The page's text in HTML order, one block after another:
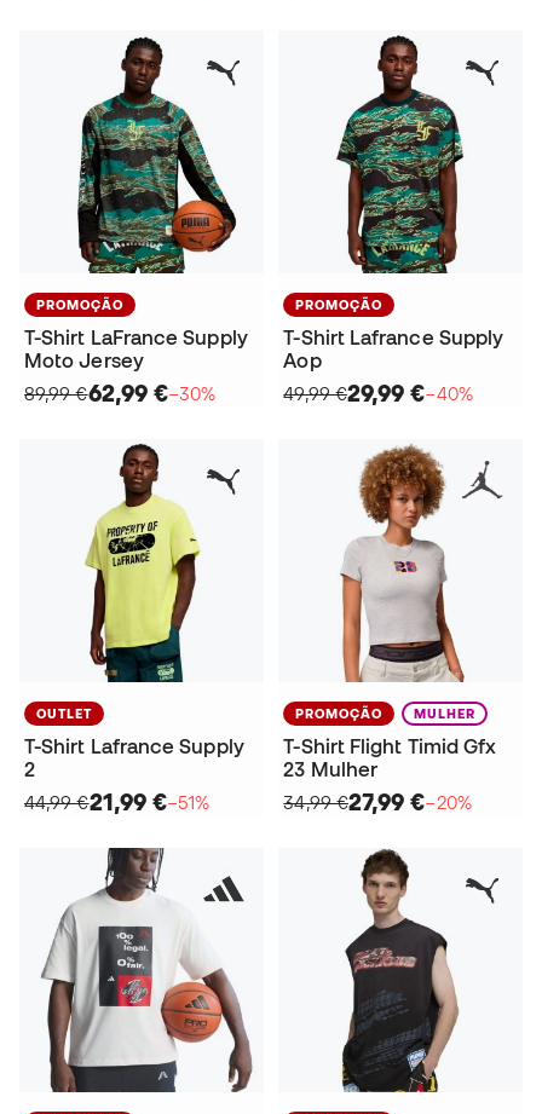
PROMOÇÃO
T-Shirt LaFrance Supply
Moto Jersey
89,99 €62,99 €−30%
PROMOÇÃO
T-Shirt Lafrance Supply
Aop
49,99 €29,99 €−40%
OUTLET
T-Shirt Lafrance Supply
2
44,99 €21,99 €−51%
PROMOÇÃO MULHER
T-Shirt Flight Timid Gfx
23 Mulher
34,99 €27,99 €−20%